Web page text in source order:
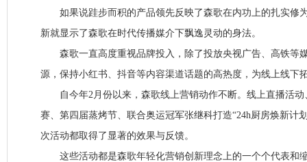
如果说跬步而积的产品领先反映了森歌在内功上的扎实修
新就显示了森歌在时代传播媒介下飘逸灵动的身法。
森歌一直高度重视品牌投入，除了投放央视广告、高铁等
源，保持小红书、抖音等内容渠道话题的高热度，为线上线下
自今年2月份以来，森歌线上营销动作不断。线上直播活动
赛、第四届蒸烤节、联合奥运冠军张继科打造“24h厨房焕新计
次活动都取得了显著的效果与反馈。
这些活动都是森歌年轻化营销创新理念上的一个个代表和